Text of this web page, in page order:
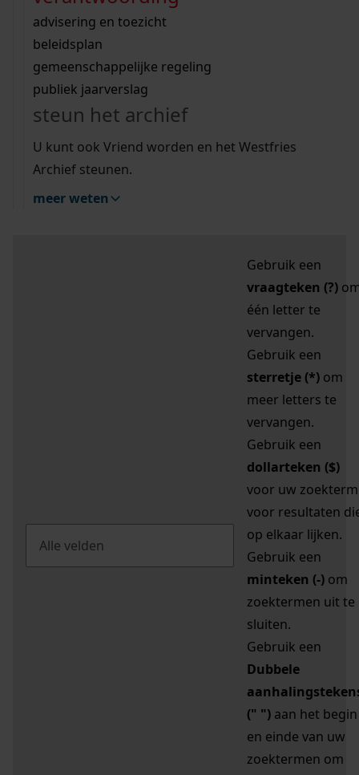
bouwvergunningen
omgevingsvergunningen
vergunningen
beeld en geluid
uitleg nodig?
Wij helpen u op weg met een aantal zoektips.
bekijk alle zoektips
Wij helpen u op weg met een aantal zoektips.
bekijk alle zoektips
bekijk ons geschiedenislokaal
advisering en toezicht
beleidsplan
gemeenschappelijke regeling
publiek jaarverslag
steun het archief
U kunt ook Vriend worden en het Westfries
Archief steunen.
meer weten
zoektips
Mijn Studiezaal (inloggen)
uw zoekopdracht te
Gebruik een
vraagteken (?)
één letter te
vervangen.
Gebruik een
sterretje (*) om
meer letters te
vervangen.
Gebruik een
dollarteken ($)
voor uw zoekterm
voor resultaten
op elkaar lijken.
Gebruik een
minteken (-) om
zoektermen uit te
sluiten.
Gebruik een
Dubbele
(" ") aan het begin
en einde van uw
zoektermen om